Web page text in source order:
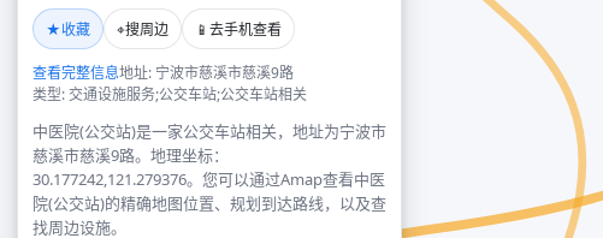
★收藏 ⌖搜周边 📱 去手机查看
查看完整信息地址: 宁波市慈溪市慈溪9路
类型: 交通设施服务;公交车站;公交车站相关
中医院(公交站)是一家公交车站相关，地址为宁波市
慈溪市慈溪9路。地理坐标：
30.177242,121.279376。您可以通过Amap查看中医
院(公交站)的精确地图位置、规划到达路线，以及查
找周边设施。